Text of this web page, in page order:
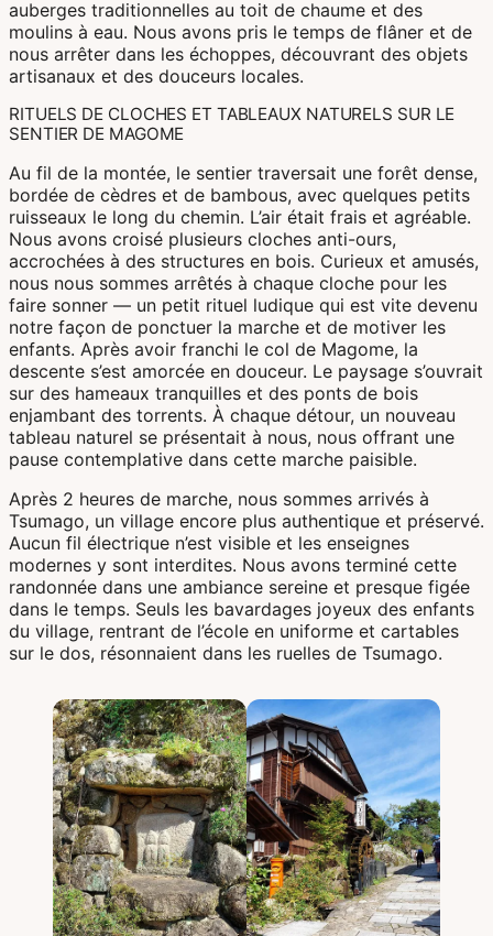
Tanzanie
auberges traditionnelles au toit de chaume et des
moulins à eau. Nous avons pris le temps de flâner et de
nous arrêter dans les échoppes, découvrant des objets
artisanaux et des douceurs locales.
RITUELS DE CLOCHES ET TABLEAUX NATURELS SUR LE
SENTIER DE MAGOME
Au fil de la montée, le sentier traversait une forêt dense,
bordée de cèdres et de bambous, avec quelques petits
ruisseaux le long du chemin. L’air était frais et agréable.
Nous avons croisé plusieurs cloches anti-ours,
accrochées à des structures en bois. Curieux et amusés,
nous nous sommes arrêtés à chaque cloche pour les
faire sonner — un petit rituel ludique qui est vite devenu
notre façon de ponctuer la marche et de motiver les
enfants. Après avoir franchi le col de Magome, la
descente s’est amorcée en douceur. Le paysage s’ouvrait
sur des hameaux tranquilles et des ponts de bois
enjambant des torrents. À chaque détour, un nouveau
tableau naturel se présentait à nous, nous offrant une
pause contemplative dans cette marche paisible.
Après 2 heures de marche, nous sommes arrivés à
Tsumago, un village encore plus authentique et préservé.
Aucun fil électrique n’est visible et les enseignes
modernes y sont interdites. Nous avons terminé cette
randonnée dans une ambiance sereine et presque figée
dans le temps. Seuls les bavardages joyeux des enfants
du village, rentrant de l’école en uniforme et cartables
sur le dos, résonnaient dans les ruelles de Tsumago.